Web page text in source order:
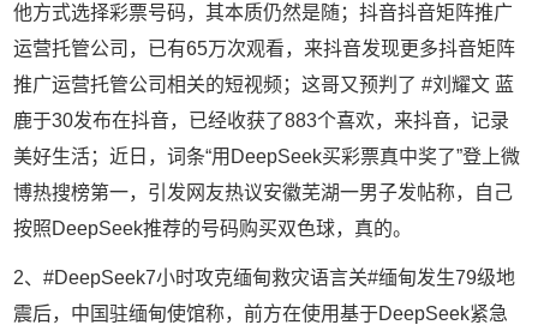
他方式选择彩票号码，其本质仍然是随；抖音抖音矩阵推广
运营托管公司，已有65万次观看，来抖音发现更多抖音矩阵
推广运营托管公司相关的短视频；这哥又预判了 #刘耀文 蓝
鹿于30发布在抖音，已经收获了883个喜欢，来抖音，记录
美好生活；近日，词条“用DeepSeek买彩票真中奖了”登上微
博热搜榜第一，引发网友热议安徽芜湖一男子发帖称，自己
按照DeepSeek推荐的号码购买双色球，真的。
2、#DeepSeek7小时攻克缅甸救灾语言关#缅甸发生79级地
震后，中国驻缅甸使馆称，前方在使用基于DeepSeek紧急